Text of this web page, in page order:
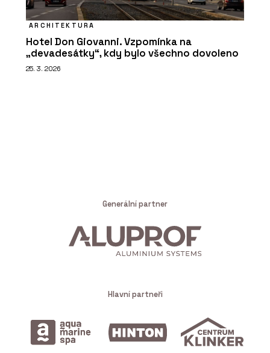
ARCHITEKTURA
Hotel Don Giovanni. Vzpomínka na
„devadesátky“, kdy bylo všechno dovoleno
25. 3. 2026
Generální partner
Hlavní partneři